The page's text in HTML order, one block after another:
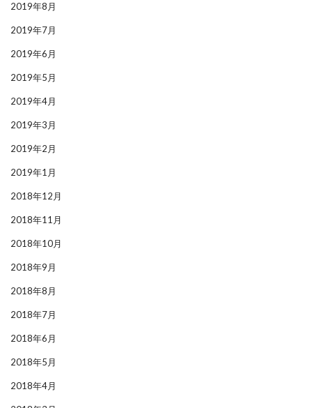
2019年8月
2019年7月
2019年6月
2019年5月
2019年4月
2019年3月
2019年2月
2019年1月
2018年12月
2018年11月
2018年10月
2018年9月
2018年8月
2018年7月
2018年6月
2018年5月
2018年4月